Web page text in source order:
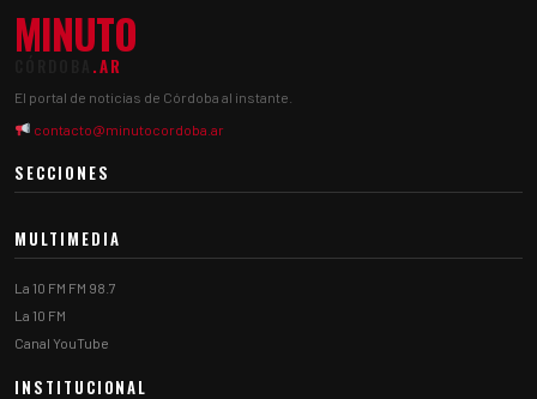
MINUTO
.AR
El portal de noticias de Córdoba al instante.
contacto@minutocordoba.ar
SECCIONES
MULTIMEDIA
La 10 FM FM 98.7
La 10 FM
Canal YouTube
INSTITUCIONAL